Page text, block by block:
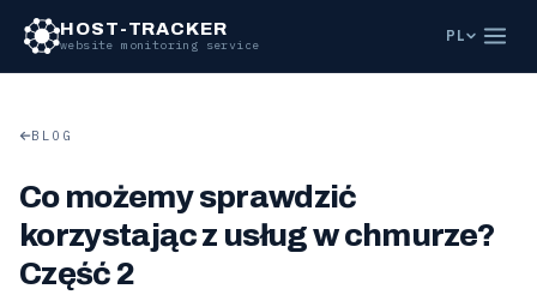
HOST-TRACKER
website monitoring service
PL
BLOG
Co możemy sprawdzić
korzystając z usług w chmurze?
Część 2